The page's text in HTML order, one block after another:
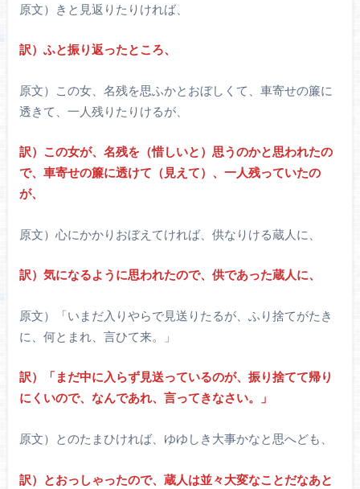
原文）きと見返りたりければ、
訳）ふと振り返ったところ、
原文）この女、名残を思ふかとおぼしくて、車寄せの簾に
透きて、一人残りたりけるが、
訳）この女が、名残を（惜しいと）思うのかと思われたの
で、車寄せの簾に透けて（見えて）、一人残っていたの
が、
原文）心にかかりおぼえてければ、供なりける蔵人に、
訳）気になるように思われたので、供であった蔵人に、
原文）「いまだ入りやらで見送りたるが、ふり捨てがたき
に、何とまれ、言ひて来。」
訳）「まだ中に入らず見送っているのが、振り捨てて帰り
にくいので、なんであれ、言ってきなさい。」
原文）とのたまひければ、ゆゆしき大事かなと思へども、
訳）とおっしゃったので、蔵人は並々大変なことだなあと